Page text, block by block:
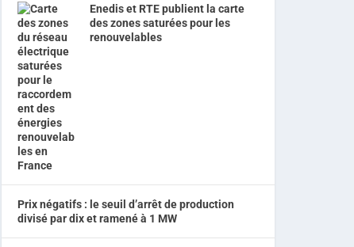
Enedis et RTE publient la carte
des zones saturées pour les
renouvelables
Prix négatifs : le seuil d’arrêt de production
divisé par dix et ramené à 1 MW